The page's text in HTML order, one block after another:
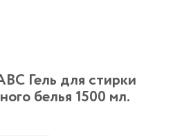
Гель для стирки
белья 1500 мл.